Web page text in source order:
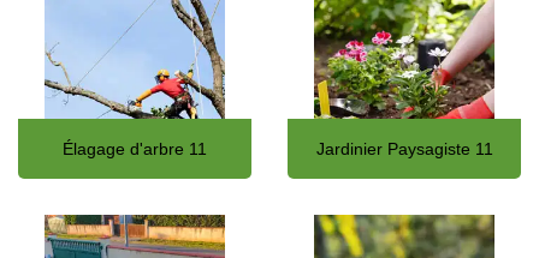
Élagage d'arbre 11 Jardinier Paysagiste 11